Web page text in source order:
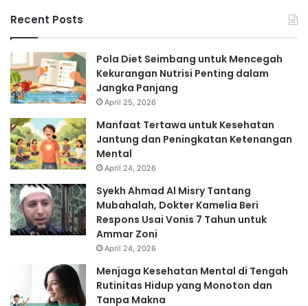
Recent Posts
Pola Diet Seimbang untuk Mencegah
Kekurangan Nutrisi Penting dalam
Jangka Panjang
April 25, 2026
Manfaat Tertawa untuk Kesehatan
Jantung dan Peningkatan Ketenangan
Mental
April 24, 2026
Syekh Ahmad Al Misry Tantang
Mubahalah, Dokter Kamelia Beri
Respons Usai Vonis 7 Tahun untuk
Ammar Zoni
April 24, 2026
Menjaga Kesehatan Mental di Tengah
Rutinitas Hidup yang Monoton dan
Tanpa Makna